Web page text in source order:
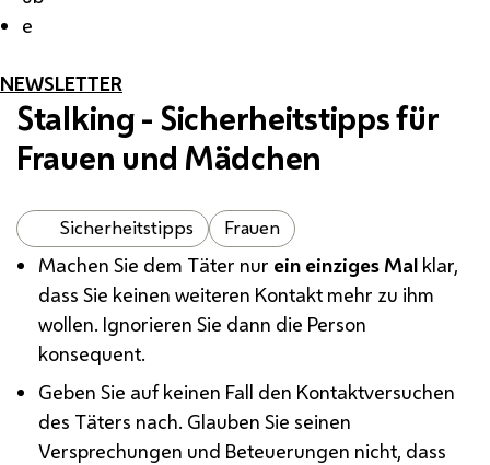
e
NEWSLETTER
Stalking - Sicherheitstipps für
Frauen und Mädchen
Sicherheitstipps Frauen
Machen Sie dem Täter nur ein einziges Mal klar,
dass Sie keinen weiteren Kontakt mehr zu ihm
wollen. Ignorieren Sie dann die Person
konsequent.
Geben Sie auf keinen Fall den Kontaktversuchen
des Täters nach. Glauben Sie seinen
Versprechungen und Beteuerungen nicht, dass